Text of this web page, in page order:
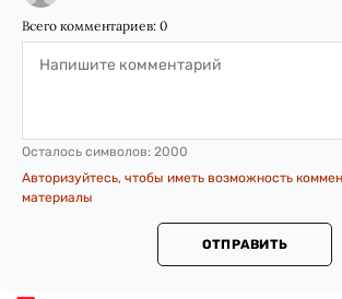
Всего комментариев: 0
Осталось символов: 2000
Авторизуйтесь, чтобы иметь возможность
материалы
ОТПРАВИТЬ